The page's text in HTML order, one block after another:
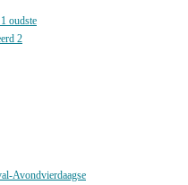
oudste
2
Avondvierdaagse